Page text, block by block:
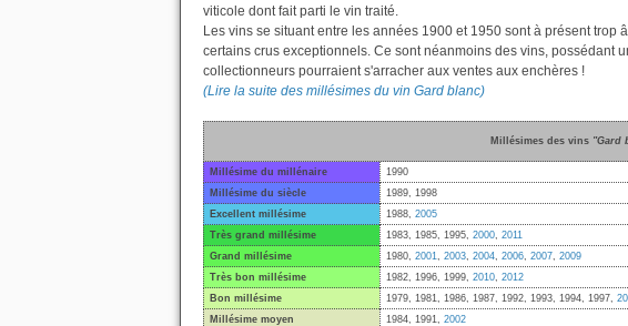
viticole dont fait parti le vin traité.
Les vins se situant entre les années 1900 et 1950 sont à présent trop
certains crus exceptionnels. Ce sont néanmoins des vins, possédant
collectionneurs pourraient s'arracher aux ventes aux enchères !
(Lire la suite des millésimes du vin Gard blanc)
Millésimes des vins "Gard
Millésime du millénaire
1990
Millésime du siècle
1989, 1998
Excellent millésime
1988, 2005
Très grand millésime
1983, 1985, 1995, 2000, 2011
Grand millésime
1980, 2001, 2003, 2004, 2006, 2007, 2009
Très bon millésime
1982, 1996, 1999, 2010, 2012
Bon millésime
1979, 1981, 1986, 1987, 1992, 1993, 1994, 1997,
Millésime moyen
1984, 1991, 2002